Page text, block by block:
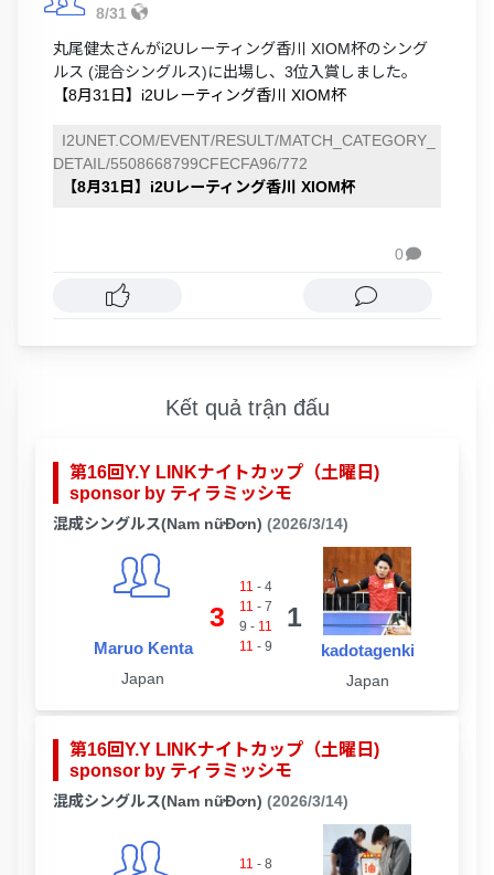
8/31
丸尾健太さんがi2Uレーティング香川 XIOM杯のシング
ルス (混合シングルス)に出場し、3位入賞しました。
【8月31日】i2Uレーティング香川 XIOM杯
I2UNET.COM/EVENT/RESULT/MATCH_CATEGORY_
DETAIL/5508668799CFECFA96/772
【8月31日】i2Uレーティング香川 XIOM杯
0
Kết quả trận đấu
第16回Y.Y LINKナイトカップ（土曜日)
sponsor by ティラミッシモ
混成シングルス(Nam nữĐơn) (2026/3/14)
Maruo Kenta
Japan
3
11 - 4
11 - 7
9 - 11
11 - 9
1
kadotagenki
Japan
第16回Y.Y LINKナイトカップ（土曜日)
sponsor by ティラミッシモ
混成シングルス(Nam nữĐơn) (2026/3/14)
11 - 8